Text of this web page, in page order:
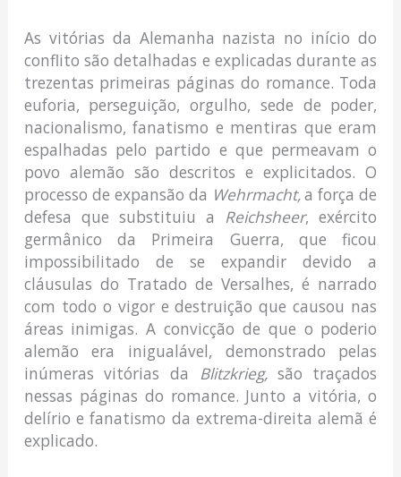
As vitórias da Alemanha nazista no início do
conflito são detalhadas e explicadas durante as
trezentas primeiras páginas do romance. Toda
euforia, perseguição, orgulho, sede de poder,
nacionalismo, fanatismo e mentiras que eram
espalhadas pelo partido e que permeavam o
povo alemão são descritos e explicitados. O
processo de expansão da Wehrmacht,a força de
defesa que substituiu a Reichsheer, exército
germânico da Primeira Guerra, que ficou
impossibilitado de se expandir devido a
cláusulas do Tratado de Versalhes, é narrado
com todo o vigor e destruição que causou nas
áreas inimigas. A convicção de que o poderio
alemão era inigualável, demonstrado pelas
inúmeras vitórias da Blitzkrieg, são traçados
nessas páginas do romance. Junto a vitória, o
delírio e fanatismo da extrema-direita alemã é
explicado.